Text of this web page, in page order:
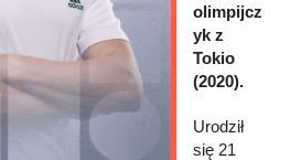
olimpijcz
yk z
Tokio
(2020).
Urodził
się 21